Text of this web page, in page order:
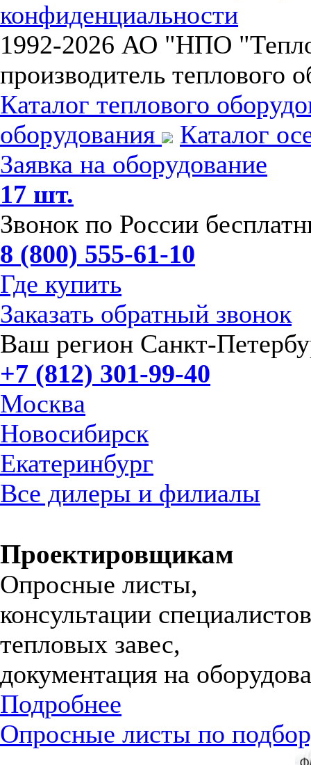
конфиденциальности
1992-2026 АО "НПО
производитель теплового
Каталог теплового
оборудования
Каталог
Заявка на оборудование
17 шт.
Звонок по России
8 (800) 555-61-10
Где купить
Заказать обратный звонок
Ваш регион Санкт-
+7 (812) 301-99-40
Москва
Новосибирск
Екатеринбург
Все дилеры и филиалы
Проектировщикам
Опросные листы,
консультации
тепловых завес,
документация на
Подробнее
Опросные листы по